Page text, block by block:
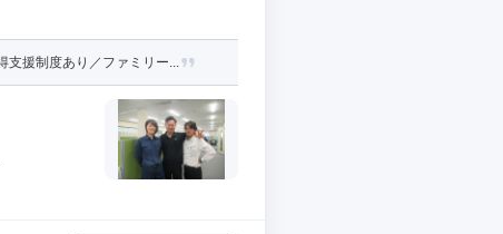
支援制度あり／ファミリー...